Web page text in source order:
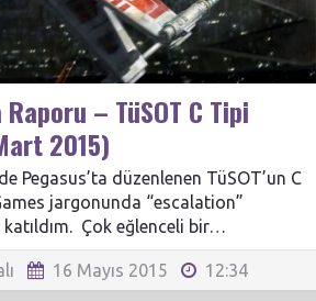
– TüSOT C Tipi
2015)
Pegasus’ta düzenlenen TüSOT’un C
jargonunda “escalation”
Çok eğlenceli bir…
16 Mayıs 2015 12:34